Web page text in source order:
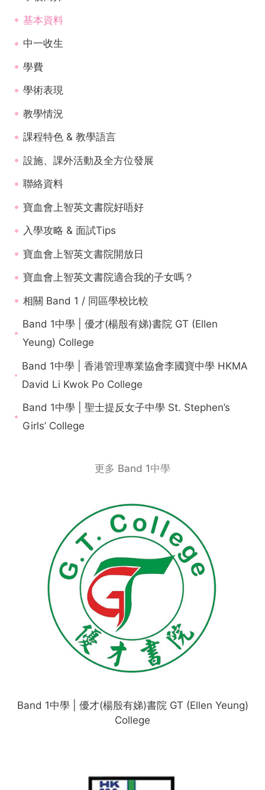
基本資料
中一收生
學費
學術表現
教學情況
課程特色 & 教學語言
設施、課外活動及全方位發展
聯絡資料
寶血會上智英文書院好唔好
入學攻略 & 面試Tips
寶血會上智英文書院開放日
寶血會上智英文書院適合我的子女嗎？
相關 Band 1 / 同區學校比較
Band 1中學 | 優才(楊殷有娣)書院 GT (Ellen
Yeung) College
Band 1中學 | 香港管理專業協會李國寶中學 HKMA
David Li Kwok Po College
Band 1中學 | 聖士提反女子中學 St. Stephen’s
Girls’ College
更多 Band 1中學
Band 1中學 | 優才(楊殷有娣)書院 GT (Ellen Yeung)
College